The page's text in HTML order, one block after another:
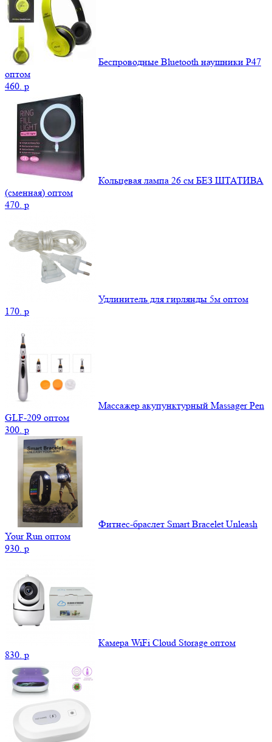
Беспроводные Bluetooth наушники P47
оптом
460. p
Кольцевая лампа 26 см БЕЗ ШТАТИВА
(сменная) оптом
470. p
Удлинитель для гирлянды 5м оптом
170. p
Массажер акупунктурный Massager Pen
GLF-209 оптом
300. p
Фитнес-браслет Smart Bracelet Unleash
Your Run оптом
930. p
Камера WiFi Cloud Storage оптом
830. p